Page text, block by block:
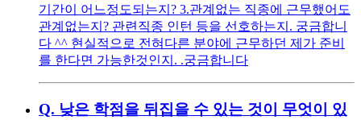
기간이 어느정도되는지? 3.관계없는 직종에 근무했어도
관계없는지? 관련직종 인턴 등을 선호하는지. 궁금합니
다 ^^ 현실적으로 전혀다른 분야에 근무하던 제가 준비
를 한다면 가능한것인지. .궁금합니다
Q. 낮은 학점을 뒤집을 수 있는 것이 무엇이 있